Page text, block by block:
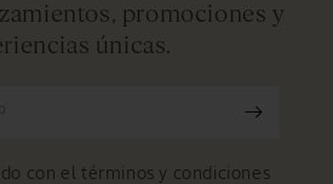
promociones y
únicas.
con el términos y condiciones